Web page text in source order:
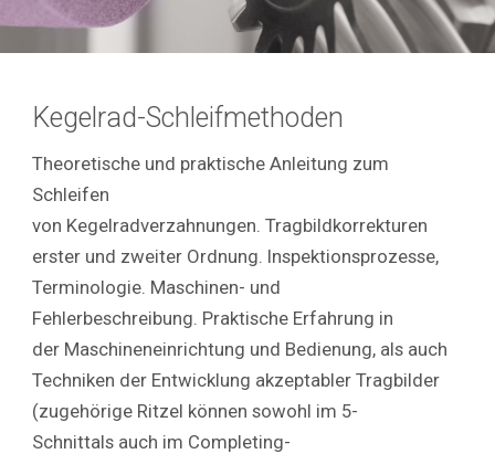
Kegelrad-Schleifmethoden
Theoretische und praktische Anleitung zum
Schleifen
von Kegelradverzahnungen. Tragbildkorrekturen
erster und zweiter Ordnung. Inspektionsprozesse,
Terminologie. Maschinen- und
Fehlerbeschreibung. Praktische Erfahrung in
der Maschineneinrichtung und Bedienung, als auch
Techniken der Entwicklung akzeptabler Tragbilder
(zugehörige Ritzel können sowohl im 5-
Schnittals auch im Completing-